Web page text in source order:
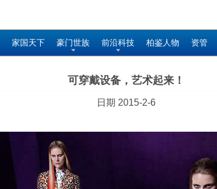
家国天下 豪门世族 前沿科技 柏鉴人物 资管
可穿戴设备，艺术起来！
日期 2015-2-6